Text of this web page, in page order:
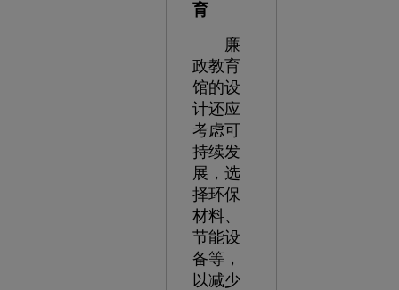
育
廉
政教育
馆的设
计还应
考虑可
持续发
展，选
择环保
材料、
节能设
备等，
以减少